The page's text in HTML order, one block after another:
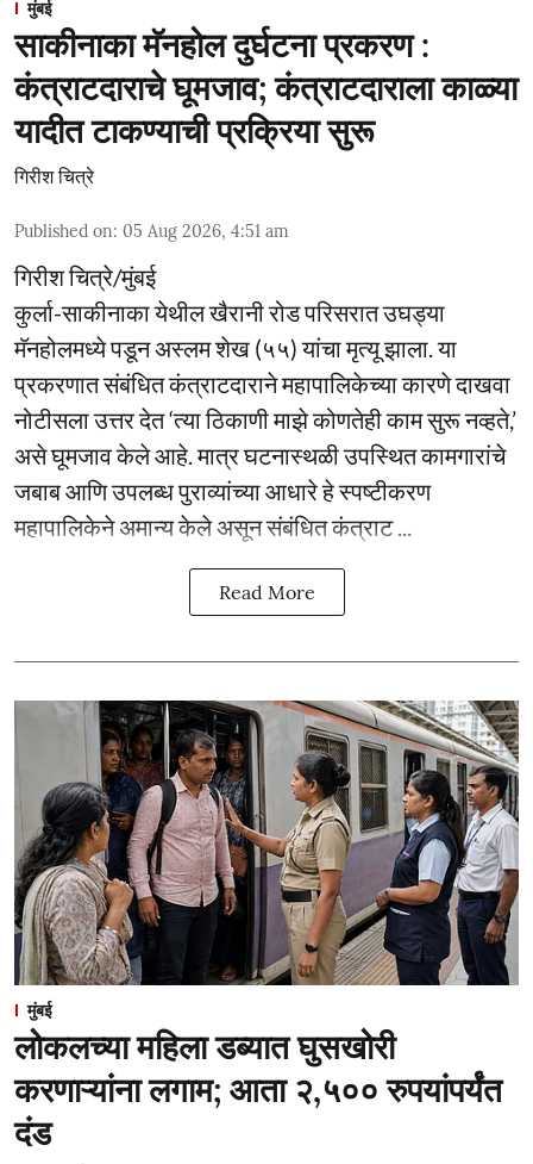
मुंबई
साकीनाका मॅनहोल दुर्घटना प्रकरण :
कंत्राटदाराचे घूमजाव; कंत्राटदाराला काळ्या
यादीत टाकण्याची प्रक्रिया सुरू
गिरीश चित्रे
Published on: 05 Aug 2026, 4:51 am
गिरीश चित्रे/मुंबई
कुर्ला-साकीनाका येथील खैरानी रोड परिसरात उघड्या
मॅनहोलमध्ये पडून अस्लम शेख (५५) यांचा मृत्यू झाला. या
प्रकरणात संबंधित कंत्राटदाराने महापालिकेच्या कारणे दाखवा
नोटीसला उत्तर देत ‘त्या ठिकाणी माझे कोणतेही काम सुरू नव्हते,’
असे घूमजाव केले आहे. मात्र घटनास्थळी उपस्थित कामगारांचे
जबाब आणि उपलब्ध पुराव्यांच्या आधारे हे स्पष्टीकरण
महापालिकेने अमान्य केले असून संबंधित कंत्राट ...
Read More
मुंबई
लोकलच्या महिला डब्यात घुसखोरी
करणाऱ्यांना लगाम; आता २,५०० रुपयांपर्यंत
दंड